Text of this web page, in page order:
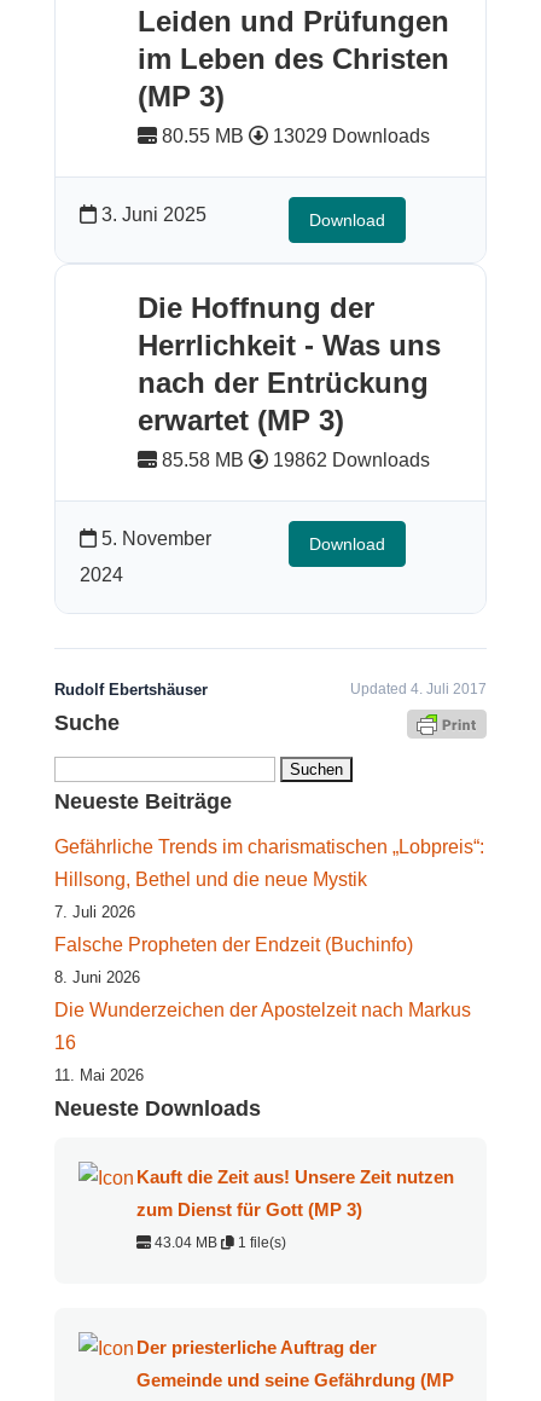
Leiden und Prüfungen
im Leben des Christen
(MP 3)
80.55 MB 13029 Downloads
3. Juni 2025 Download
Die Hoffnung der
Herrlichkeit - Was uns
nach der Entrückung
erwartet (MP 3)
85.58 MB 19862 Downloads
5. November
2024
Download
Rudolf Ebertshäuser Updated 4. Juli 2017
Suche
nach:
Neueste Beiträge
Gefährliche Trends im charismatischen „Lobpreis“:
Hillsong, Bethel und die neue Mystik
7. Juli 2026
Falsche Propheten der Endzeit (Buchinfo)
8. Juni 2026
Die Wunderzeichen der Apostelzeit nach Markus
16
11. Mai 2026
Neueste Downloads
Kauft die Zeit aus! Unsere Zeit nutzen
zum Dienst für Gott (MP 3)
43.04 MB 1 file(s)
Der priesterliche Auftrag der
Gemeinde und seine Gefährdung (MP